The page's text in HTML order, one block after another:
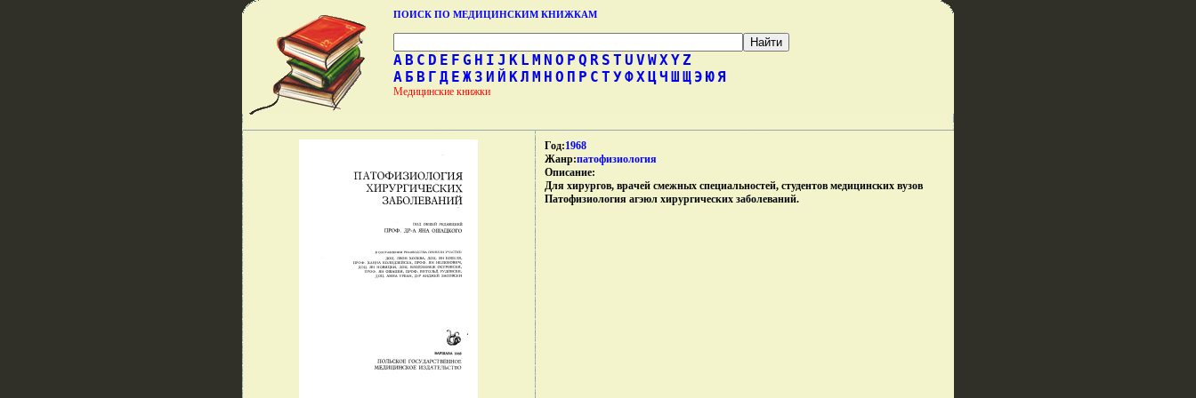
ПОИСК ПО МЕДИЦИНСКИМ КНИЖКАМ
A B C D E F G H I J K L M N O P Q R S T U V WXY Z
А Б В Г Д Е Ж З И Й КЛ М Н О П Р С Т УФХЦЧ Ш Щ Э ЮЯ
Медицинские книжки
Год:1968
Жанр:патофизиология
Описание:
Для хирургов, врачей смежных специальностей, студентов медицинских вузов
Патофизиология агэюл хирургических заболеваний.